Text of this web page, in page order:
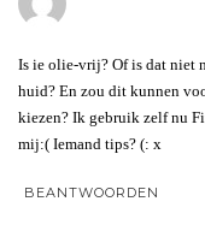
Is ie olie-vrij? Of is dat niet
huid? En zou dit kunnen
kiezen? Ik gebruik zelf nu
mij:( Iemand tips? (: x
BEANTWOORDEN